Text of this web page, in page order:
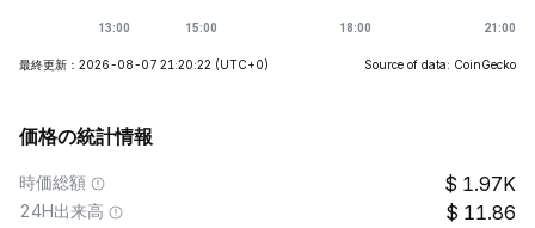
最終更新：2026-08-07 21:20:22 (UTC+0) Source of data: CoinGecko
価格の統計情報
時価総額 1.97K
24H出来高 11.86